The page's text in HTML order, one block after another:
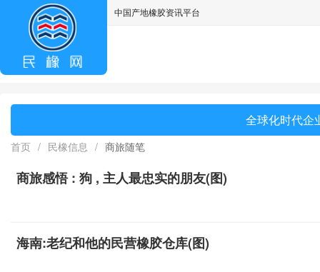
中国产地橡胶资讯平台
全球化时代企
首页 / 民橡信息 / 商旅随笔
商旅感悟 : 狗 , 主人最忠实的朋友(图)
海南:老纪和他的民营橡胶仓库(图)